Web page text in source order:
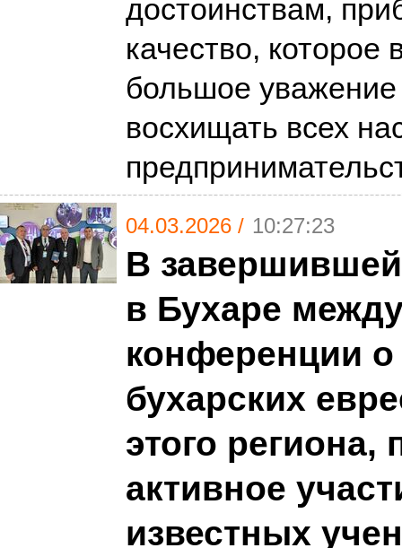
достоинствам,
качество, которое
большое уважение
восхищать всех
04.03.2026 / 10:27:23
В
в Бухаре
конференции
бухарских
этого региона,
активное
известных